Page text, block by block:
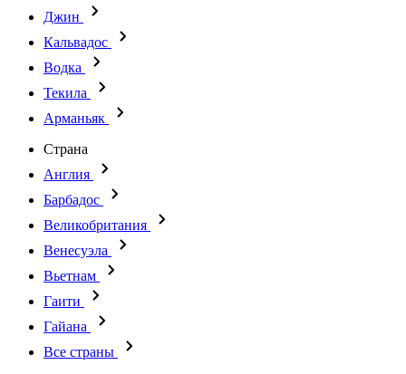
Джин
Кальвадос
Водка
Текила
Арманьяк
Страна
Англия
Барбадос
Великобритания
Венесуэла
Вьетнам
Гаити
Гайана
Все страны